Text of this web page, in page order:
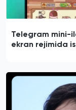
Telegram mini-
ekran rejimida